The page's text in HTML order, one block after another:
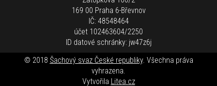
169 00 Praha 6-Břevnov
IČ: 48548464
účet 102463604/2250
ID datové schránky: jw47z6j
© 2018 Šachový svaz České republiky. Všechna práva
vyhrazena.
Vytvořila Litea.cz